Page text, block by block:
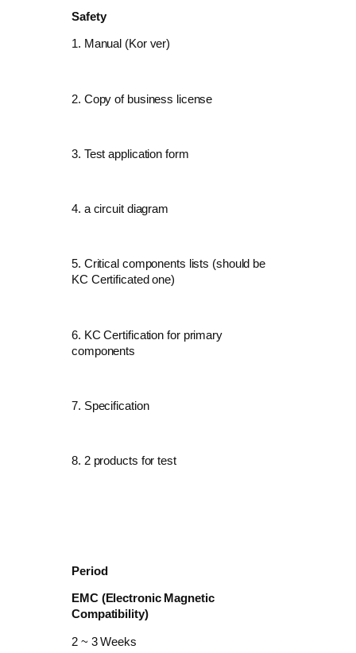
Safety
1. Manual (Kor ver)
2. Copy of business license
3. Test application form
4. a circuit diagram
5. Critical components lists (should be
KC Certificated one)
6. KC Certification for primary
components
7. Specification
8. 2 products for test
Period
EMC (Electronic Magnetic
Compatibility)
2 ~ 3 Weeks